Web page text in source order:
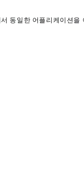
동일한 어플리케이션을